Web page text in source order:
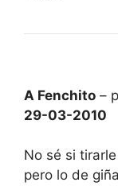
A Fenchito –
29-03-2010
No sé si
pero lo de